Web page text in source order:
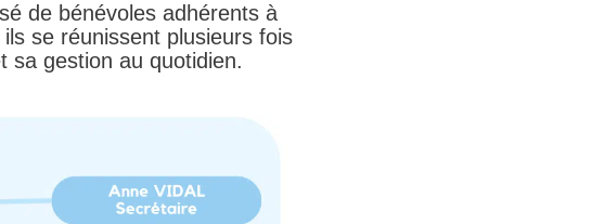
de bénévoles adhérents à
ils se réunissent plusieurs fois
sa gestion au quotidien.